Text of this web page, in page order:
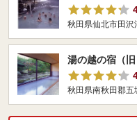
秋田県仙北市田
湯の越の宿（
秋田県南秋田郡